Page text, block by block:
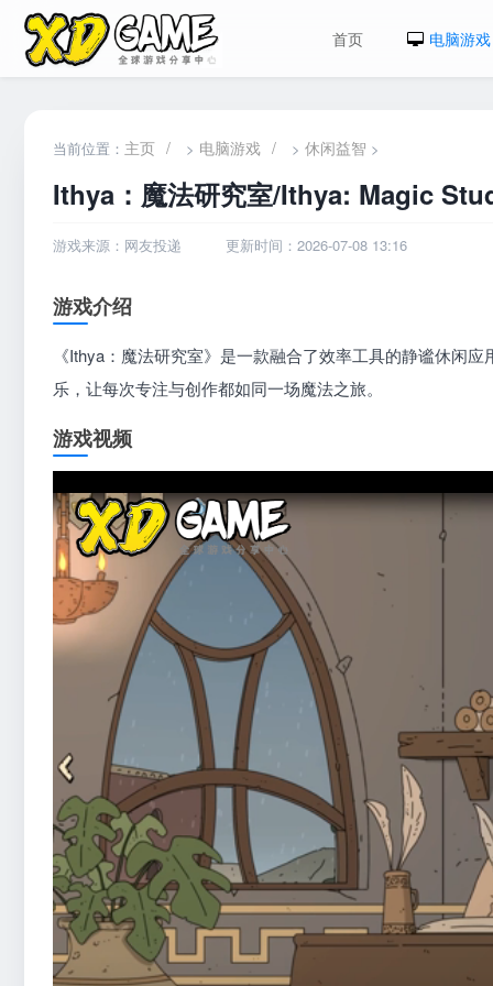
首页 电脑游戏
当前位置： 主页 / > 电脑游戏 / > 休闲益智 >
Ithya：魔法研究室/Ithya: Magic
游戏来源：网友投递 更新时间：2026-07-08 13:16
游戏介绍
《Ithya：魔法研究室》是一款融合了效率工具的静谧休闲
乐，让每次专注与创作都如同一场魔法之旅。
游戏视频